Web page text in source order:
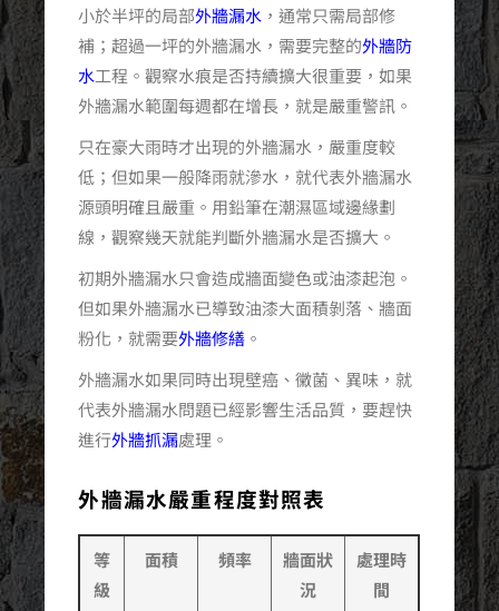
小於半坪的局部外牆漏水 ，通常只需局部修
補；超過一坪的外牆漏水，需要完整的外牆防
水工程。觀察水痕是否持續擴大很重要，如果
外牆漏水範圍每週都在增長，就是嚴重警訊。
只在豪大雨時才出現的外牆漏水，嚴重度較
低；但如果一般降雨就滲水，就代表外牆漏水
源頭明確且嚴重。用鉛筆在潮濕區域邊緣劃
線，觀察幾天就能判斷外牆漏水是否擴大。
初期外牆漏水只會造成牆面變色或油漆起泡。
但如果外牆漏水已導致油漆大面積剝落、牆面
粉化，就需要外牆修繕 。
外牆漏水如果同時出現壁癌、黴菌、異味，就
代表外牆漏水問題已經影響生活品質，要趕快
進行外牆抓漏處理。
外牆漏水嚴重程度對照表
等
級
面積 頻率
牆面狀
況
處理時
間